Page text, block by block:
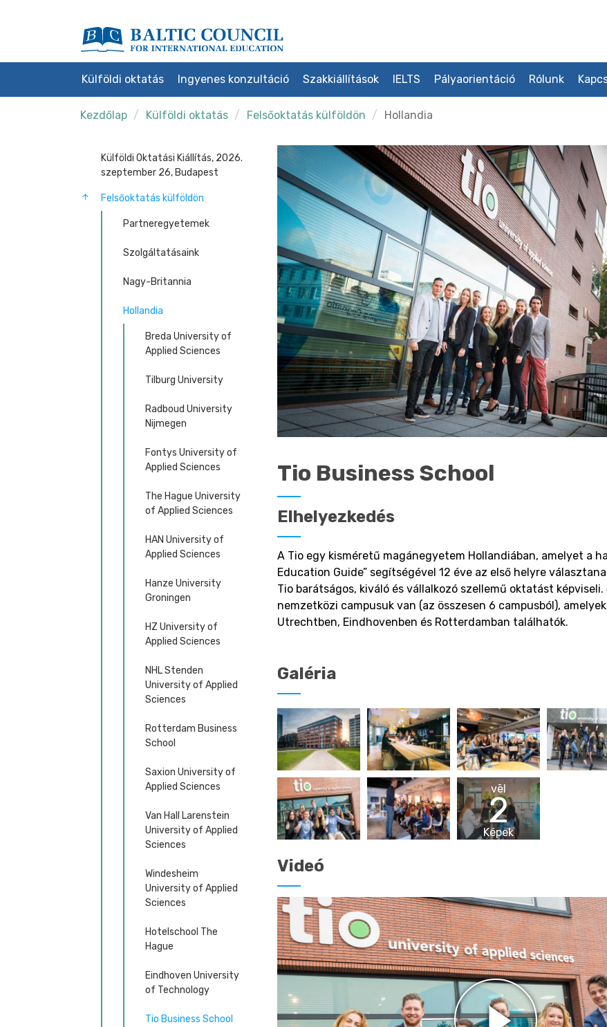
Külföldi oktatás Ingyenes konzultáció Szakkiállítások IELTS Pályaorientáció Rólunk
Kezdőlap Külföldi oktatás Felsőoktatás külföldön Hollandia
Külföldi Oktatási Kiállítás, 2026.
szeptember 26, Budapest
Felsőoktatás külföldön
Partneregyetemek
Szolgáltatásaink
Nagy-Britannia
Hollandia
Breda University of
Applied Sciences
Tilburg University
Radboud University
Nijmegen
Fontys University of
Applied Sciences
The Hague University
of Applied Sciences
HAN University of
Applied Sciences
Hanze University
Groningen
HZ University of
Applied Sciences
NHL Stenden
University of Applied
Sciences
Rotterdam Business
School
Saxion University of
Applied Sciences
Van Hall Larenstein
University of Applied
Sciences
Windesheim
University of Applied
Sciences
Hotelschool The
Hague
Eindhoven University
of Technology
Tio Business School
Tio Business School
Elhelyezkedés
A Tio egy kisméretű magánegyetem Hollandiában, amelyet a
Education Guide” segítségével 12 éve az első helyre
Tio barátságos, kiváló és vállalkozó szellemű oktatást
nemzetközi campusuk van (az összesen 6 campusból),
Utrechtben, Eindhovenben és Rotterdamban találhatók.
Galéria
vēl
2
Képek
Videó